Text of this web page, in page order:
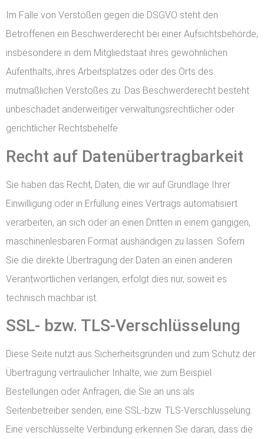
Im Falle von Verstößen gegen die DSGVO steht den
Betroffenen ein Beschwerderecht bei einer Aufsichtsbehörde,
insbesondere in dem Mitgliedstaat ihres gewöhnlichen
Aufenthalts, ihres Arbeitsplatzes oder des Orts des
mutmaßlichen Verstoßes zu. Das Beschwerderecht besteht
unbeschadet anderweitiger verwaltungsrechtlicher oder
gerichtlicher Rechtsbehelfe.
Recht auf Datenübertragbarkeit
Sie haben das Recht, Daten, die wir auf Grundlage Ihrer
Einwilligung oder in Erfüllung eines Vertrags automatisiert
verarbeiten, an sich oder an einen Dritten in einem gängigen,
maschinenlesbaren Format aushändigen zu lassen. Sofern
Sie die direkte Übertragung der Daten an einen anderen
Verantwortlichen verlangen, erfolgt dies nur, soweit es
technisch machbar ist.
SSL- bzw. TLS-Verschlüsselung
Diese Seite nutzt aus Sicherheitsgründen und zum Schutz der
Übertragung vertraulicher Inhalte, wie zum Beispiel
Bestellungen oder Anfragen, die Sie an uns als
Seitenbetreiber senden, eine SSL-bzw. TLS-Verschlüsselung.
Eine verschlüsselte Verbindung erkennen Sie daran, dass die